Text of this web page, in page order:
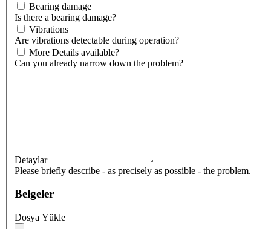
Bearing damage
Is there a bearing damage?
Vibrations
Are vibrations detectable during operation?
More Details available?
Can you already narrow down the problem?
Detaylar
Please briefly describe - as precisely as possible - the problem.
Belgeler
Dosya Yükle